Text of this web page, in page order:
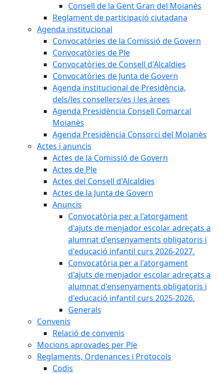
Consell de la Gent Gran del Moianès
Reglament de participació ciutadana
Agenda institucional
Convocatòries de la Comissió de Govern
Convocatòries de Ple
Convocatòries de Consell d'Alcaldies
Convocatòries de Junta de Govern
Agenda institucional de Presidència,
dels/les consellers/es i les àrees
Agenda Presidència Consell Comarcal
Moianès
Agenda Presidència Consorci del Moianès
Actes i anuncis
Actes de la Comissió de Govern
Actes de Ple
Actes del Consell d'Alcaldies
Actes de la Junta de Govern
Anuncis
Convocatòria per a l'atorgament
d'ajuts de menjador escolar adreçats a
alumnat d'ensenyaments obligatoris i
d'educació infantil curs 2026-2027.
Convocatòria per a l'atorgament
d'ajuts de menjador escolar adreçats a
alumnat d'ensenyaments obligatoris i
d'educació infantil curs 2025-2026.
Generals
Convenis
Relació de convenis
Mocions aprovades per Ple
Reglaments, Ordenances i Protocols
Codis